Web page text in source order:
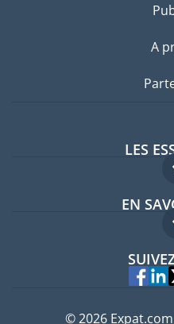
A
LES
Forum
EN
© 2026